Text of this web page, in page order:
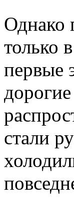
Однако
только
первые
стали